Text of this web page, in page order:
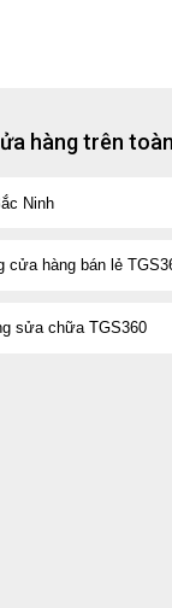
hàng trên
cửa hàng bán lẻ
sửa chữa TGS360